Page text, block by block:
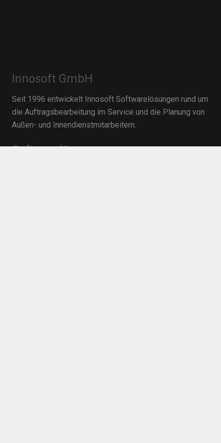
Innosoft GmbH
Seit 1996 entwickelt Innosoft Softwarelösungen rund um
die Auftragsbearbeitung im Service und die Planung von
Außen- und Innendienstmitarbeitern.
Softwarelösungen